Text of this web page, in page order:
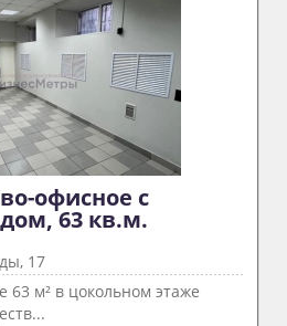
офисное с
63 кв.м.
17
м² в цокольном этаже